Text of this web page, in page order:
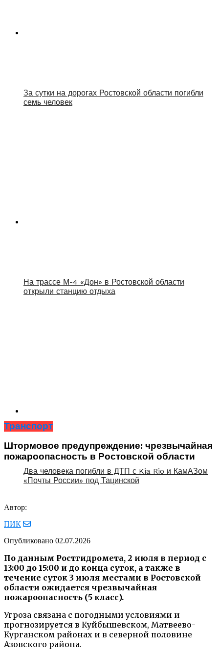
За сутки на дорогах Ростовской области погибли
семь человек
На трассе М-4 «Дон» в Ростовской области
открыли станцию отдыха
Два человека погибли в ДТП с Kia Rio и КамАЗом
«Почты России» под Тацинской
Транспорт
Штормовое предупреждение: чрезвычайная
пожароопасность в Ростовской области
Автор:
ПИК
Опубликовано 02.07.2026
По данным Ростгидромета, 2 июля в период с
13:00 до 15:00 и до конца суток, а также в
течение суток 3 июля местами в Ростовской
области ожидается чрезвычайная
пожароопасность (5 класс).
Угроза связана с погодными условиями и
прогнозируется в Куйбышевском, Матвеево-
Курганском районах и в северной половине
Азовского района.